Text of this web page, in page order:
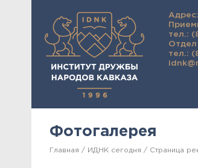
тел.:
Отдел
тел.:
Фотогалерея
Главная ИДНК сегодня Страница